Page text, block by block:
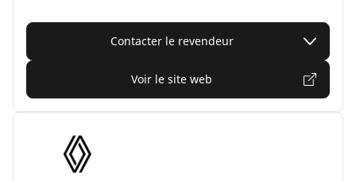
Contacter le revendeur
Voir le site web